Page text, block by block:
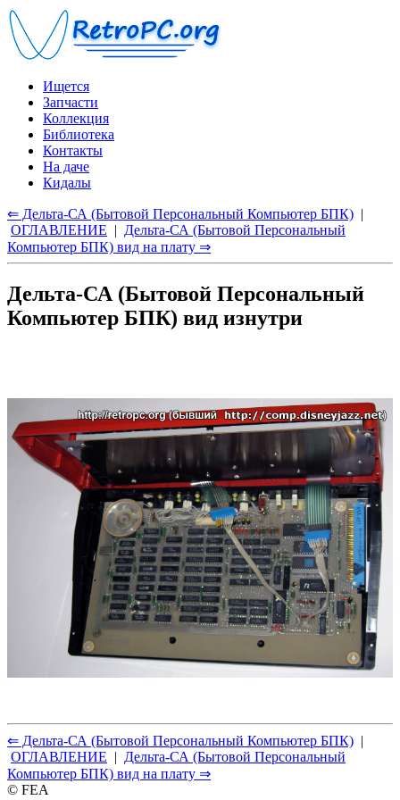
Ищется
Запчасти
Коллекция
Библиотека
Контакты
На даче
Кидалы
⇐ Дельта-СА (Бытовой Персональный Компьютер БПК) |
ОГЛАВЛЕНИЕ | Дельта-СА (Бытовой Персональный
Компьютер БПК) вид на плату ⇒
Дельта-СА (Бытовой Персональный
Компьютер БПК) вид изнутри
⇐ Дельта-СА (Бытовой Персональный Компьютер БПК)
ОГЛАВЛЕНИЕ
Дельта-СА (Бытовой Персональный
Компьютер БПК) вид на плату ⇒
© FEA